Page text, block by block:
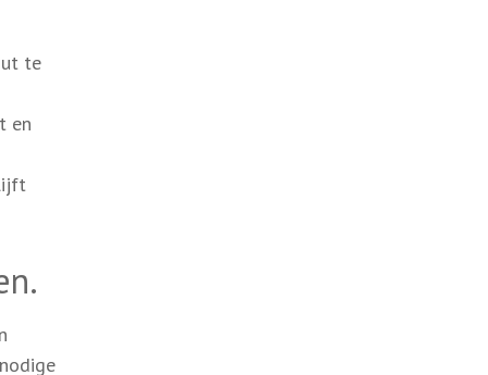
te
en